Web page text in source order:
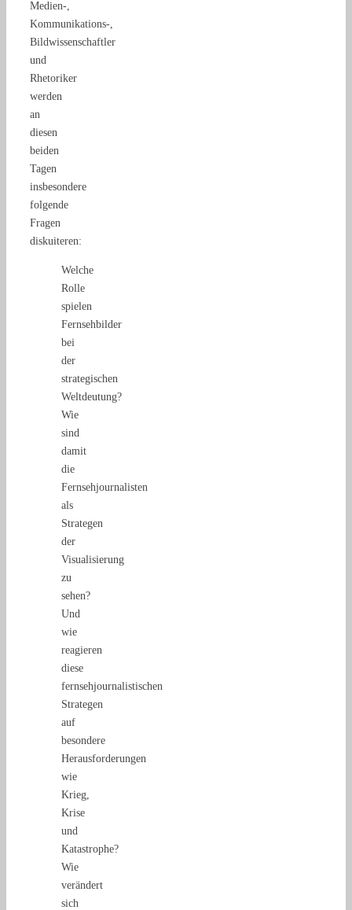
Medien-,
Kommunikations-,
Bildwissenschaftler
und
Rhetoriker
werden
an
diesen
beiden
Tagen
insbesondere
folgende
Fragen
diskuiteren:
Welche
Rolle
spielen
Fernsehbilder
bei
der
strategischen
Weltdeutung?
Wie
sind
damit
die
Fernsehjournalisten
als
Strategen
der
Visualisierung
zu
sehen?
Und
wie
reagieren
diese
fernsehjournalistischen
Strategen
auf
besondere
Herausforderungen
wie
Krieg,
Krise
und
Katastrophe?
Wie
verändert
sich